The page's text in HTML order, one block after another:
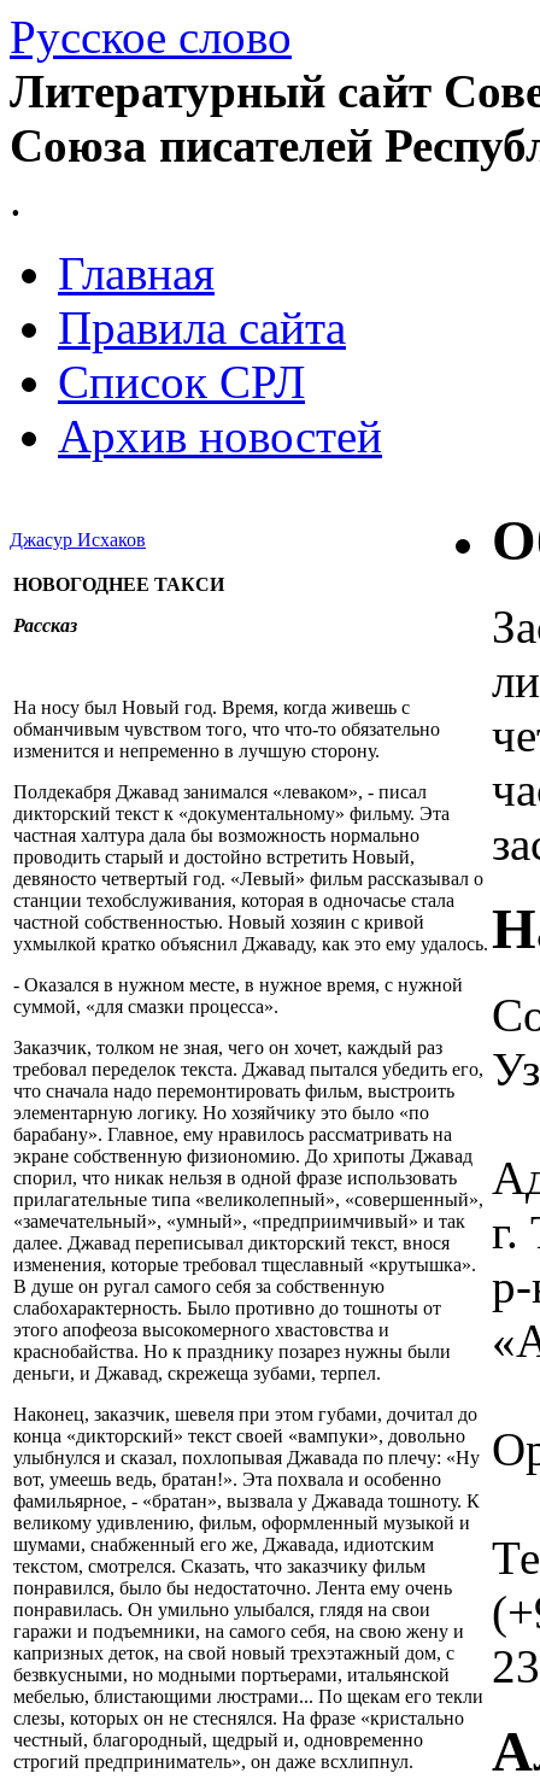
Русское слово
Литературный сайт
Союза писателей
.
Главная
Правила сайта
Список СРЛ
Архив новостей
Джасур Исхаков
НОВОГОДНЕЕ ТАКСИ
Рассказ
На носу был Новый год. Время, когда живешь с
обманчивым чувством того, что что-то обязательно
изменится и непременно в лучшую сторону.
Полдекабря Джавад занимался «леваком», - писал
дикторский текст к «документальному» фильму. Эта
частная халтура дала бы возможность нормально
проводить старый и достойно встретить Новый,
девяносто четвертый год. «Левый» фильм рассказывал о
станции техобслуживания, которая в одночасье стала
частной собственностью. Новый хозяин с кривой
ухмылкой кратко объяснил Джаваду, как это ему удалось.
- Оказался в нужном месте, в нужное время, с нужной
суммой, «для смазки процесса».
Заказчик, толком не зная, чего он хочет, каждый раз
требовал переделок текста. Джавад пытался убедить его,
что сначала надо перемонтировать фильм, выстроить
элементарную логику. Но хозяйчику это было «по
барабану». Главное, ему нравилось рассматривать на
экране собственную физиономию. До хрипоты Джавад
спорил, что никак нельзя в одной фразе использовать
прилагательные типа «великолепный», «совершенный»,
«замечательный», «умный», «предприимчивый» и так
далее. Джавад переписывал дикторский текст, внося
изменения, которые требовал тщеславный «крутышка».
В душе он ругал самого себя за собственную
слабохарактерность. Было противно до тошноты от
этого апофеоза высокомерного хвастовства и
краснобайства. Но к празднику позарез нужны были
деньги, и Джавад, скрежеща зубами, терпел.
Наконец, заказчик, шевеля при этом губами, дочитал до
конца «дикторский» текст своей «вампуки», довольно
улыбнулся и сказал, похлопывая Джавада по плечу: «Ну
вот, умеешь ведь, братан!». Эта похвала и особенно
фамильярное, - «братан», вызвала у Джавада тошноту. К
великому удивлению, фильм, оформленный музыкой и
шумами, снабженный его же, Джавада, идиотским
текстом, смотрелся. Сказать, что заказчику фильм
понравился, было бы недостаточно. Лента ему очень
понравилась. Он умильно улыбался, глядя на свои
гаражи и подъемники, на самого себя, на свою жену и
капризных деток, на свой новый трехэтажный дом, с
безвкусными, но модными портьерами, итальянской
мебелью, блистающими люстрами... По щекам его текли
слезы, которых он не стеснялся. На фразе «кристально
честный, благородный, щедрый и, одновременно
строгий предприниматель», он даже всхлипнул.